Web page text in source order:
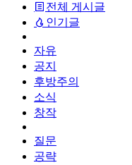
전체 게시글
인기글
자유
공지
후방주의
소식
창작
질문
공략